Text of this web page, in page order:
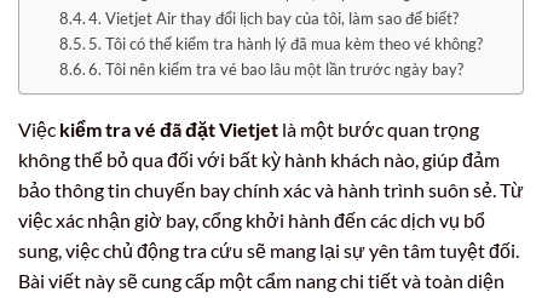
4. Vietjet Air thay đổi lịch bay của tôi, làm sao để biết?
5. Tôi có thể kiểm tra hành lý đã mua kèm theo vé không?
6. Tôi nên kiểm tra vé bao lâu một lần trước ngày bay?
Việc kiểm tra vé đã đặt Vietjet là một bước quan trọng
không thể bỏ qua đối với bất kỳ hành khách nào, giúp đảm
bảo thông tin chuyến bay chính xác và hành trình suôn sẻ. Từ
việc xác nhận giờ bay, cổng khởi hành đến các dịch vụ bổ
sung, việc chủ động tra cứu sẽ mang lại sự yên tâm tuyệt đối.
Bài viết này sẽ cung cấp một cẩm nang chi tiết và toàn diện